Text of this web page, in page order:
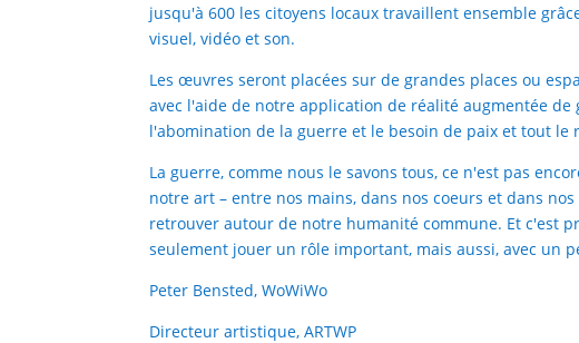
jusqu'à 600 les citoyens locaux travaillent ensemble
visuel, vidéo et son.
Les œuvres seront placées sur de grandes places ou
avec l'aide de notre application de réalité augmentée
l'abomination de la guerre et le besoin de paix et tout
La guerre, comme nous le savons tous, ce n'est pas
notre art – entre nos mains, dans nos coeurs et dans
retrouver autour de notre humanité commune. Et c'est
seulement jouer un rôle important, mais aussi, avec un
Peter Bensted, WoWiWo
Directeur artistique, ARTWP